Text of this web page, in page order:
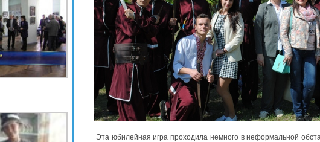
Эта юбилейная игра проходила немного в неформальной